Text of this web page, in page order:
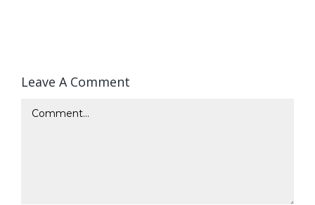
Leave A Comment
Comment